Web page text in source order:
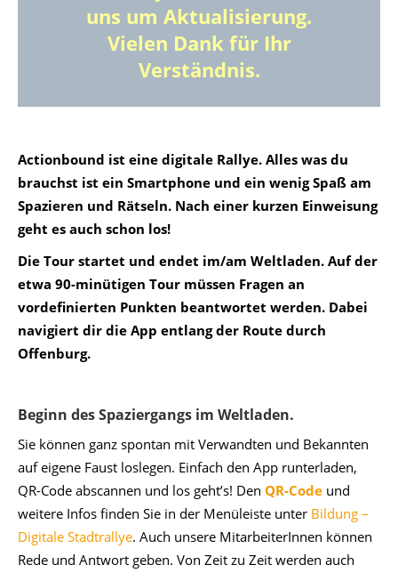
uns um Aktualisierung.
Vielen Dank für Ihr
Verständnis.
Actionbound ist eine digitale Rallye. Alles was du
brauchst ist ein Smartphone und ein wenig Spaß am
Spazieren und Rätseln. Nach einer kurzen Einweisung
geht es auch schon los!
Die Tour startet und endet im/am Weltladen. Auf der
etwa 90-minütigen Tour müssen Fragen an
vordefinierten Punkten beantwortet werden. Dabei
navigiert dir die App entlang der Route durch
Offenburg.
Beginn des Spaziergangs im Weltladen.
Sie können ganz spontan mit Verwandten und Bekannten
auf eigene Faust loslegen. Einfach den App runterladen,
QR-Code abscannen und los geht’s! Den QR-Code und
weitere Infos finden Sie in der Menüleiste unter Bildung –
Digitale Stadtrallye. Auch unsere MitarbeiterInnen können
Rede und Antwort geben. Von Zeit zu Zeit werden auch